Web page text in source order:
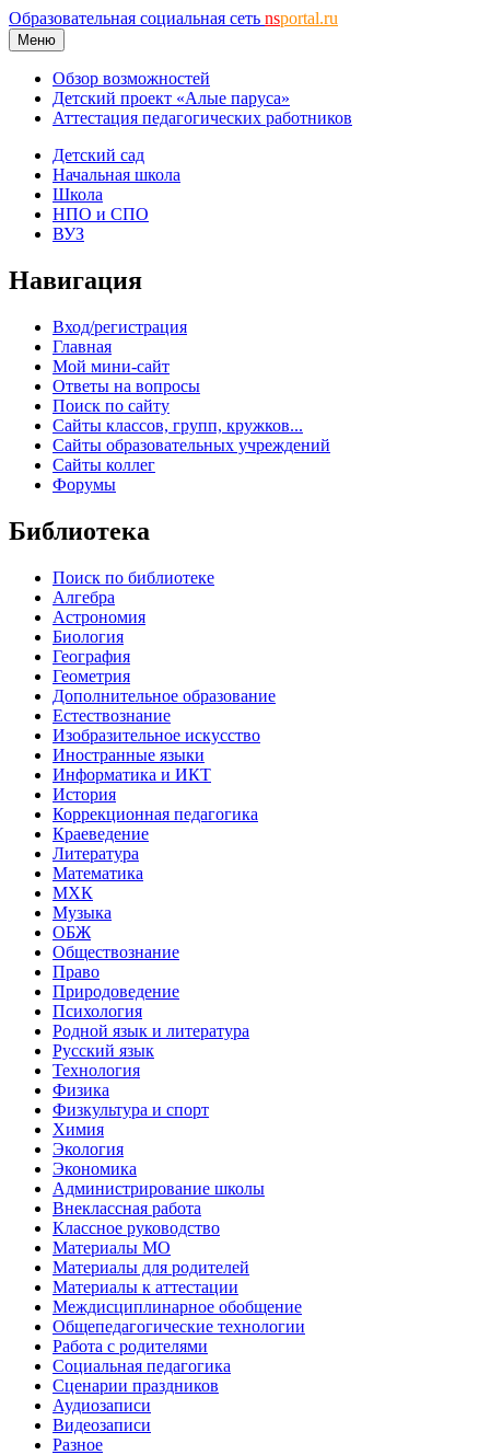
Образовательная социальная сеть nsportal.ru
Меню
Обзор возможностей
Детский проект «Алые паруса»
Аттестация педагогических работников
Детский сад
Начальная школа
Школа
НПО и СПО
ВУЗ
Навигация
Вход/регистрация
Главная
Мой мини-сайт
Ответы на вопросы
Поиск по сайту
Сайты классов, групп, кружков...
Сайты образовательных учреждений
Сайты коллег
Форумы
Библиотека
Поиск по библиотеке
Алгебра
Астрономия
Биология
География
Геометрия
Дополнительное образование
Естествознание
Изобразительное искусство
Иностранные языки
Информатика и ИКТ
История
Коррекционная педагогика
Краеведение
Литература
Математика
МХК
Музыка
ОБЖ
Обществознание
Право
Природоведение
Психология
Родной язык и литература
Русский язык
Технология
Физика
Физкультура и спорт
Химия
Экология
Экономика
Администрирование школы
Внеклассная работа
Классное руководство
Материалы МО
Материалы для родителей
Материалы к аттестации
Междисциплинарное обобщение
Общепедагогические технологии
Работа с родителями
Социальная педагогика
Сценарии праздников
Аудиозаписи
Видеозаписи
Разное